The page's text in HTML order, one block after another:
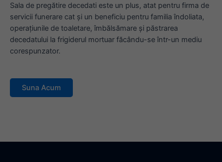
Sala de pregătire decedati este un plus, atat pentru firma de
servicii funerare cat și un beneficiu pentru familia îndoliata,
operațiunile de toaletare, îmbălsămare și păstrarea
decedatului la frigiderul mortuar făcându-se într-un mediu
corespunzator.
Suna Acum